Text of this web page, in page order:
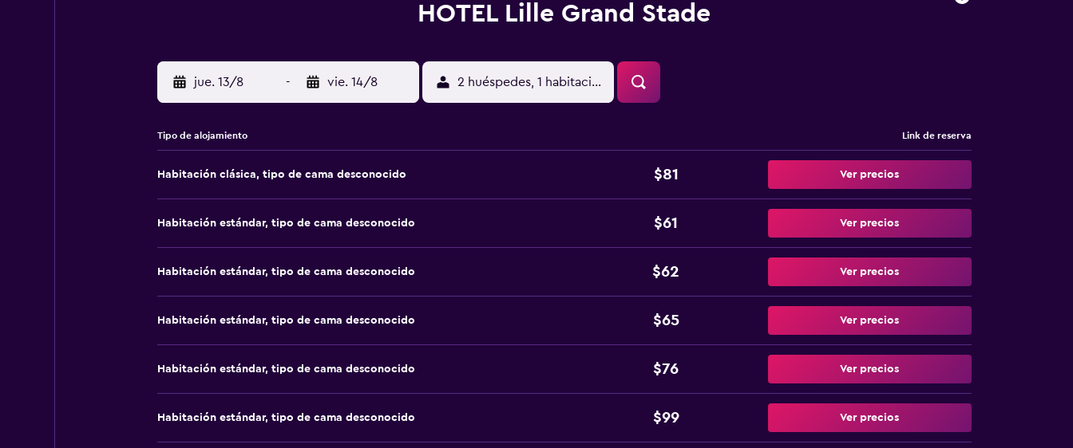
HOTEL Lille Grand Stade
jue. 13/8 - vie. 14/8 2 huéspedes, 1 habitación
Tipo de alojamiento Link de reserva
Habitación clásica, tipo de cama desconocido $81 Ver precios
Habitación estándar, tipo de cama desconocido $61 Ver precios
Habitación estándar, tipo de cama desconocido $62 Ver precios
Habitación estándar, tipo de cama desconocido $65 Ver precios
Habitación estándar, tipo de cama desconocido $76 Ver precios
Habitación estándar, tipo de cama desconocido $99 Ver precios